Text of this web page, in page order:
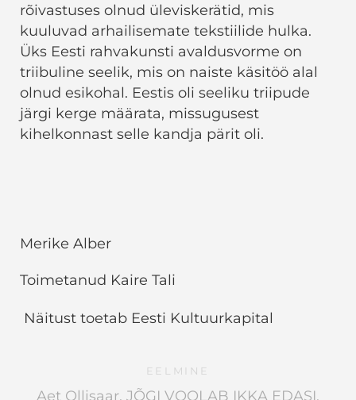
rõivastuses olnud üleviskerätid, mis
kuuluvad arhailisemate tekstiilide hulka.
Üks Eesti rahvakunsti avaldusvorme on
triibuline seelik, mis on naiste käsitöö alal
olnud esikohal. Eestis oli seeliku triipude
järgi kerge määrata, missugusest
kihelkonnast selle kandja pärit oli.
Merike Alber
Toimetanud Kaire Tali
Näitust toetab Eesti Kultuurkapital
EELMINE
Aet Ollisaar. JÕGI VOOLAB IKKA EDASI.